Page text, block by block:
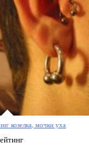
козелка, мочки уха